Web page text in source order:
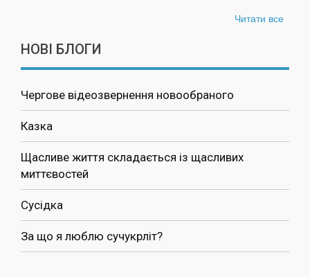
Читати все
НОВІ БЛОГИ
Чергове відеозвернення новообраного
Казка
Щасливе життя складається із щасливих
миттєвостей
Сусідка
За що я люблю сучукрліт?